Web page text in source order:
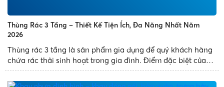
Thùng Rác 3 Tầng – Thiết Kế Tiện Ích, Đa Năng Nhất Năm
2026
Thùng rác 3 tầng là sản phẩm gia dụng để quý khách hàng
chứa rác thải sinh hoạt trong gia đình. Điểm đặc biệt của
sản phẩm là thùng rác thiết kế 3 ngăn, có nhiều diện tích
chứa đựng rác và mang đến tiện ích cho quý khách...